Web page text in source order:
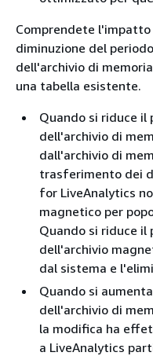
Comprendete
diminuzione del
dell'archivio di
una tabella esistente.
Quando si riduce il
dell'archivio di
dall'archivio di
trasferimento dei
for LiveAnalytics
magnetico per
Quando si riduce il
dell'archivio
dal sistema e
Quando si
dell'archivio di
la modifica ha
a LiveAnalytics